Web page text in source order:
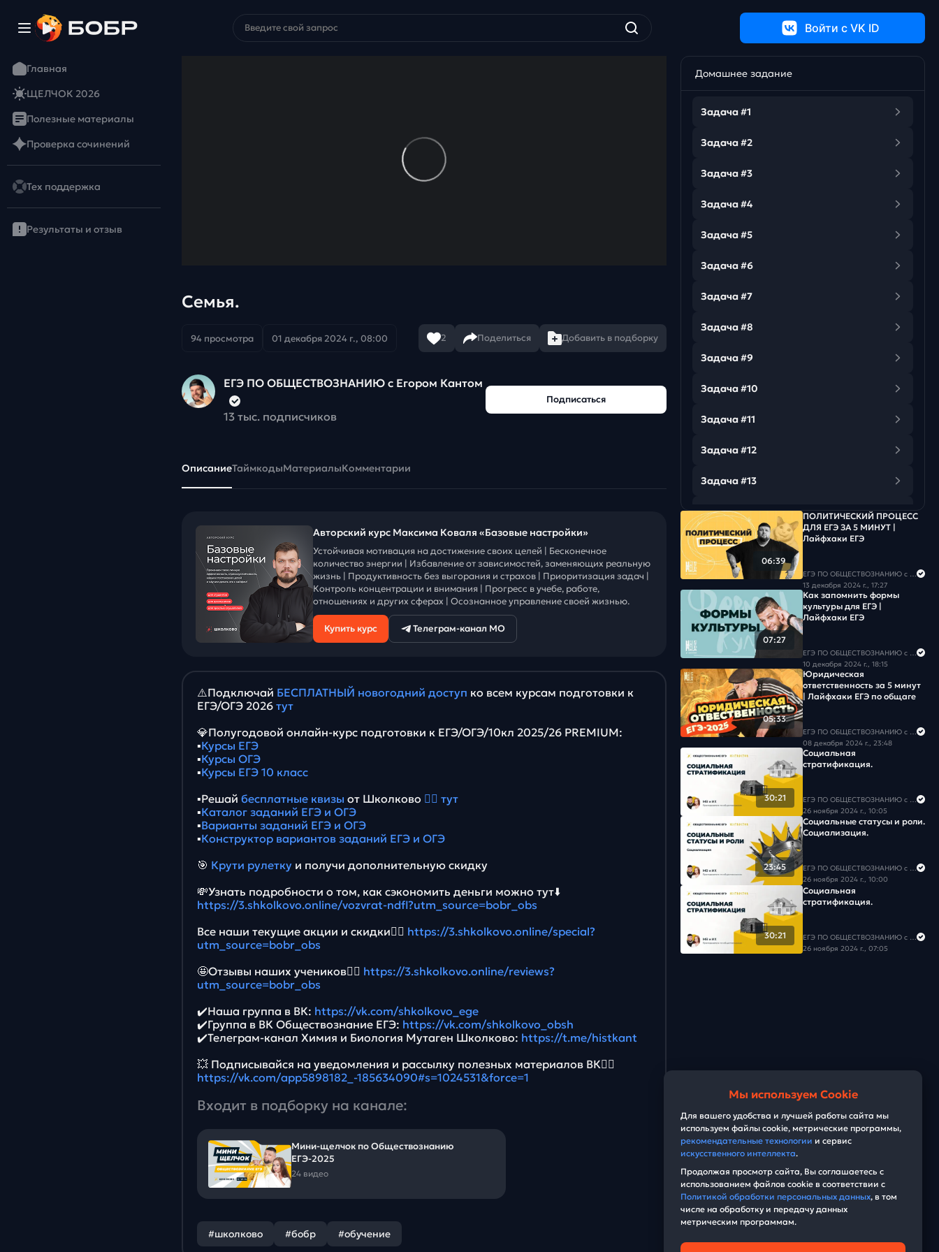
Войти c VK ID
Главная
ЩЕЛЧОК 2026
Полезные материалы
Проверка сочинений
Тех поддержка
Результаты и отзыв
Семья.
94 просмотра 01 декабря 2024 г., 08:00 2 Поделиться Добавить в подборку
ЕГЭ ПО ОБЩЕСТВОЗНАНИЮ c Егором Кантом
13 тыс. подписчиков
Подписаться
ОписаниеТаймкодыМатериалыКомментарии
Авторский курс Максима Коваля «Базовые настройки»
Устойчивая мотивация на достижение своих целей | Бесконечное
количество энергии | Избавление от зависимостей, заменяющих реальную
жизнь | Продуктивность без выгорания и страхов | Приоритизация задач |
Контроль концентрации и внимания | Прогресс в учебе, работе,
отношениях и других сферах | Осознанное управление своей жизнью.
Купить курс Телеграм-канал МО
⚠️Подключай БЕСПЛАТНЫЙ новогодний доступ ко всем курсам подготовки к
ЕГЭ/ОГЭ 2026 тут
💎Полугодовой онлайн-курс подготовки к ЕГЭ/ОГЭ/10кл 2025/26 PREMIUM:
▪️Курсы ЕГЭ
▪️Курсы ОГЭ
▪️Курсы ЕГЭ 10 класс
▪️Решай бесплатные квизы от Школково 👉🏻 тут
▪️Каталог заданий ЕГЭ и ОГЭ
▪️Варианты заданий ЕГЭ и ОГЭ
▪️Конструктор вариантов заданий ЕГЭ и ОГЭ
🎯 Крути рулетку и получи дополнительную скидку
💸Узнать подробности о том, как сэкономить деньги можно тут⬇️
https://3.shkolkovo.online/vozvrat-ndfl?utm_source=bobr_obs
Все наши текущие акции и скидки👉🏻 https://3.shkolkovo.online/special?
utm_source=bobr_obs
🤩Отзывы наших учеников👉🏻 https://3.shkolkovo.online/reviews?
utm_source=bobr_obs
✔️Наша группа в ВК: https://vk.com/shkolkovo_ege
✔️Группа в ВК Обществознание ЕГЭ: https://vk.com/shkolkovo_obsh
✔️Телеграм-канал Химия и Биология Мутаген Школково: https://t.me/histkant
💥 Подписывайся на уведомления и рассылку полезных материалов ВК👉🏻
https://vk.com/app5898182_-185634090#s=1024531&force=1
Входит в подборку на канале:
Мини-щелчок по Обществознанию
ЕГЭ-2025
24 видео
#школково #бобр #обучение
Домашнее задание
Задача #1
Задача #2
Задача #3
Задача #4
Задача #5
Задача #6
Задача #7
Задача #8
Задача #9
Задача #10
Задача #11
Задача #12
Задача #13
Задача #14
Задача #15
06:39
ПОЛИТИЧЕСКИЙ ПРОЦЕСС
ДЛЯ ЕГЭ ЗА 5 МИНУТ |
Лайфхаки ЕГЭ
ЕГЭ ПО ОБЩЕСТВОЗНАНИЮ c Егором Кантом
13 декабря 2024 г., 17:27
07:27
Как запомнить формы
культуры для ЕГЭ |
Лайфхаки ЕГЭ
ЕГЭ ПО ОБЩЕСТВОЗНАНИЮ c Егором Кантом
10 декабря 2024 г., 18:15
05:33
Юридическая
ответственность за 5 минут
| Лайфхаки ЕГЭ по общаге
ЕГЭ ПО ОБЩЕСТВОЗНАНИЮ c Егором Кантом
08 декабря 2024 г., 23:48
30:21
Социальная
стратификация.
ЕГЭ ПО ОБЩЕСТВОЗНАНИЮ c Егором Кантом
26 ноября 2024 г., 10:05
23:45
Социальные статусы и роли.
Социализация.
ЕГЭ ПО ОБЩЕСТВОЗНАНИЮ c Егором Кантом
26 ноября 2024 г., 10:00
30:21
Социальная
стратификация.
ЕГЭ ПО ОБЩЕСТВОЗНАНИЮ c Егором Кантом
26 ноября 2024 г., 07:05
Мы используем Cookie
Для вашего удобства и лучшей работы сайта мы
используем файлы cookie, метрические программы,
рекомендательные технологии и сервис
искусственного интеллекта.
Продолжая просмотр сайта, Вы соглашаетесь с
использованием файлов cookie в соответствии с
Политикой обработки персональных данных, в том
числе на обработку и передачу данных
метрическим программам.